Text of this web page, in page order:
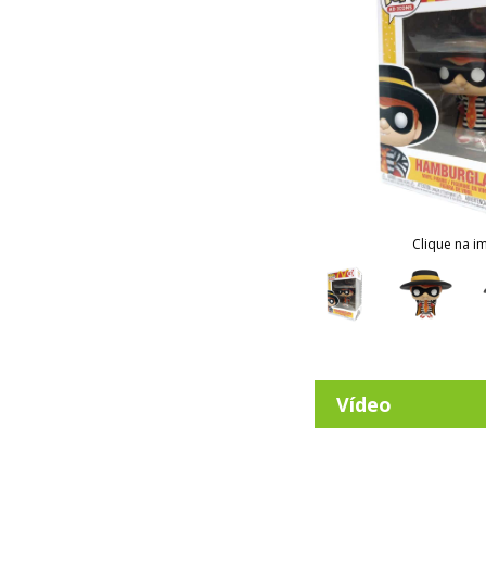
Clique na
Vídeo